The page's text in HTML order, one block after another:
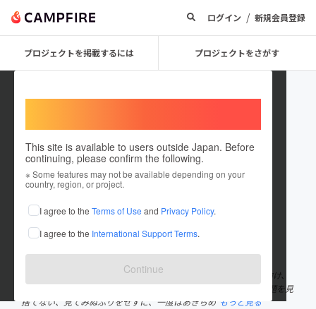
ログイン / 新規会員登録
プロジェクトを掲載するには プロジェクトをさがす
This site is available to users outside Japan. Before
continuing, please confirm the following.
※ Some features may not be available depending on your
country, region, or project.
I agree to the Terms of Use and Privacy Policy.
I agree to the International Support Terms.
Continue
reaclab369
これまでに1回支援して2件のプロジェクトを投稿しています
在住国：日本 現在地：北海道
出身国：日本 出身地：未設定
れあくらぼ北海道株式会社 注目されていない北海道素材に目を向け、
魅力を引き出すためにしっかりと向き合います。 私たちは社会課題を見
捨てない、見てみぬふりをせずに、一度はあきらめ もっと見る